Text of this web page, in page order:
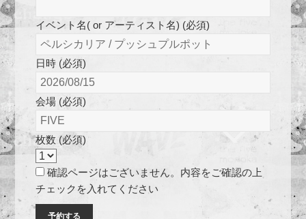
イベント名( or アーティスト名) (必須)
日時 (必須)
会場 (必須)
枚数 (必須)
確認ページはございません。内容をご確認の上
チェックを入れてください